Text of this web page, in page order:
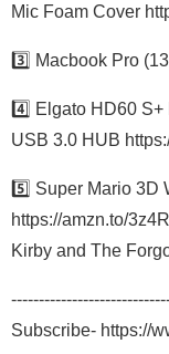
Mic Foam Cover
3️⃣ Macbook Pro
4️⃣ Elgato HD60 S+
USB 3.0 HUB
5️⃣ Super Mario 3D
https://amzn.to/
Kirby and The
Subscribe- https://